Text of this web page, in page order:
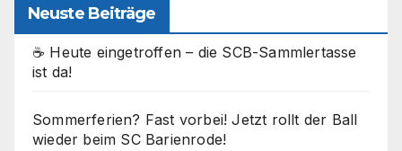
Neuste Beiträge
☕ Heute eingetroffen – die SCB-Sammlertasse
ist da!
Sommerferien? Fast vorbei! Jetzt rollt der Ball
wieder beim SC Barienrode!